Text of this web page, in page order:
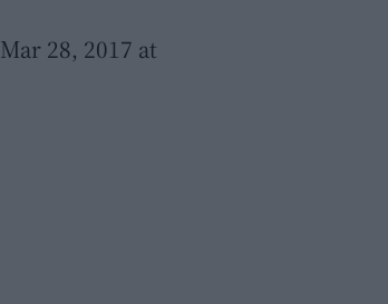
28, 2017 at